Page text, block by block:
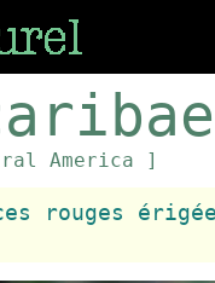
America ]
rouges